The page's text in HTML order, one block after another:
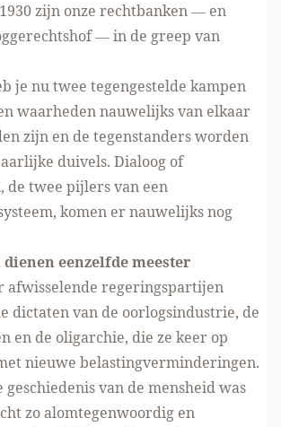
zijn onze rechtbanken — en
— in de greep van
je nu twee tegengestelde kampen
waarheden nauwelijks van elkaar
zijn en de tegenstanders worden
duivels. Dialoog of
de twee pijlers van een
komen er nauwelijks nog
eenzelfde meester
afwisselende regeringspartijen
dictaten van de oorlogsindustrie, de
en de oligarchie, die ze keer op
nieuwe belastingverminderingen.
geschiedenis van de mensheid was
zo alomtegenwoordig en